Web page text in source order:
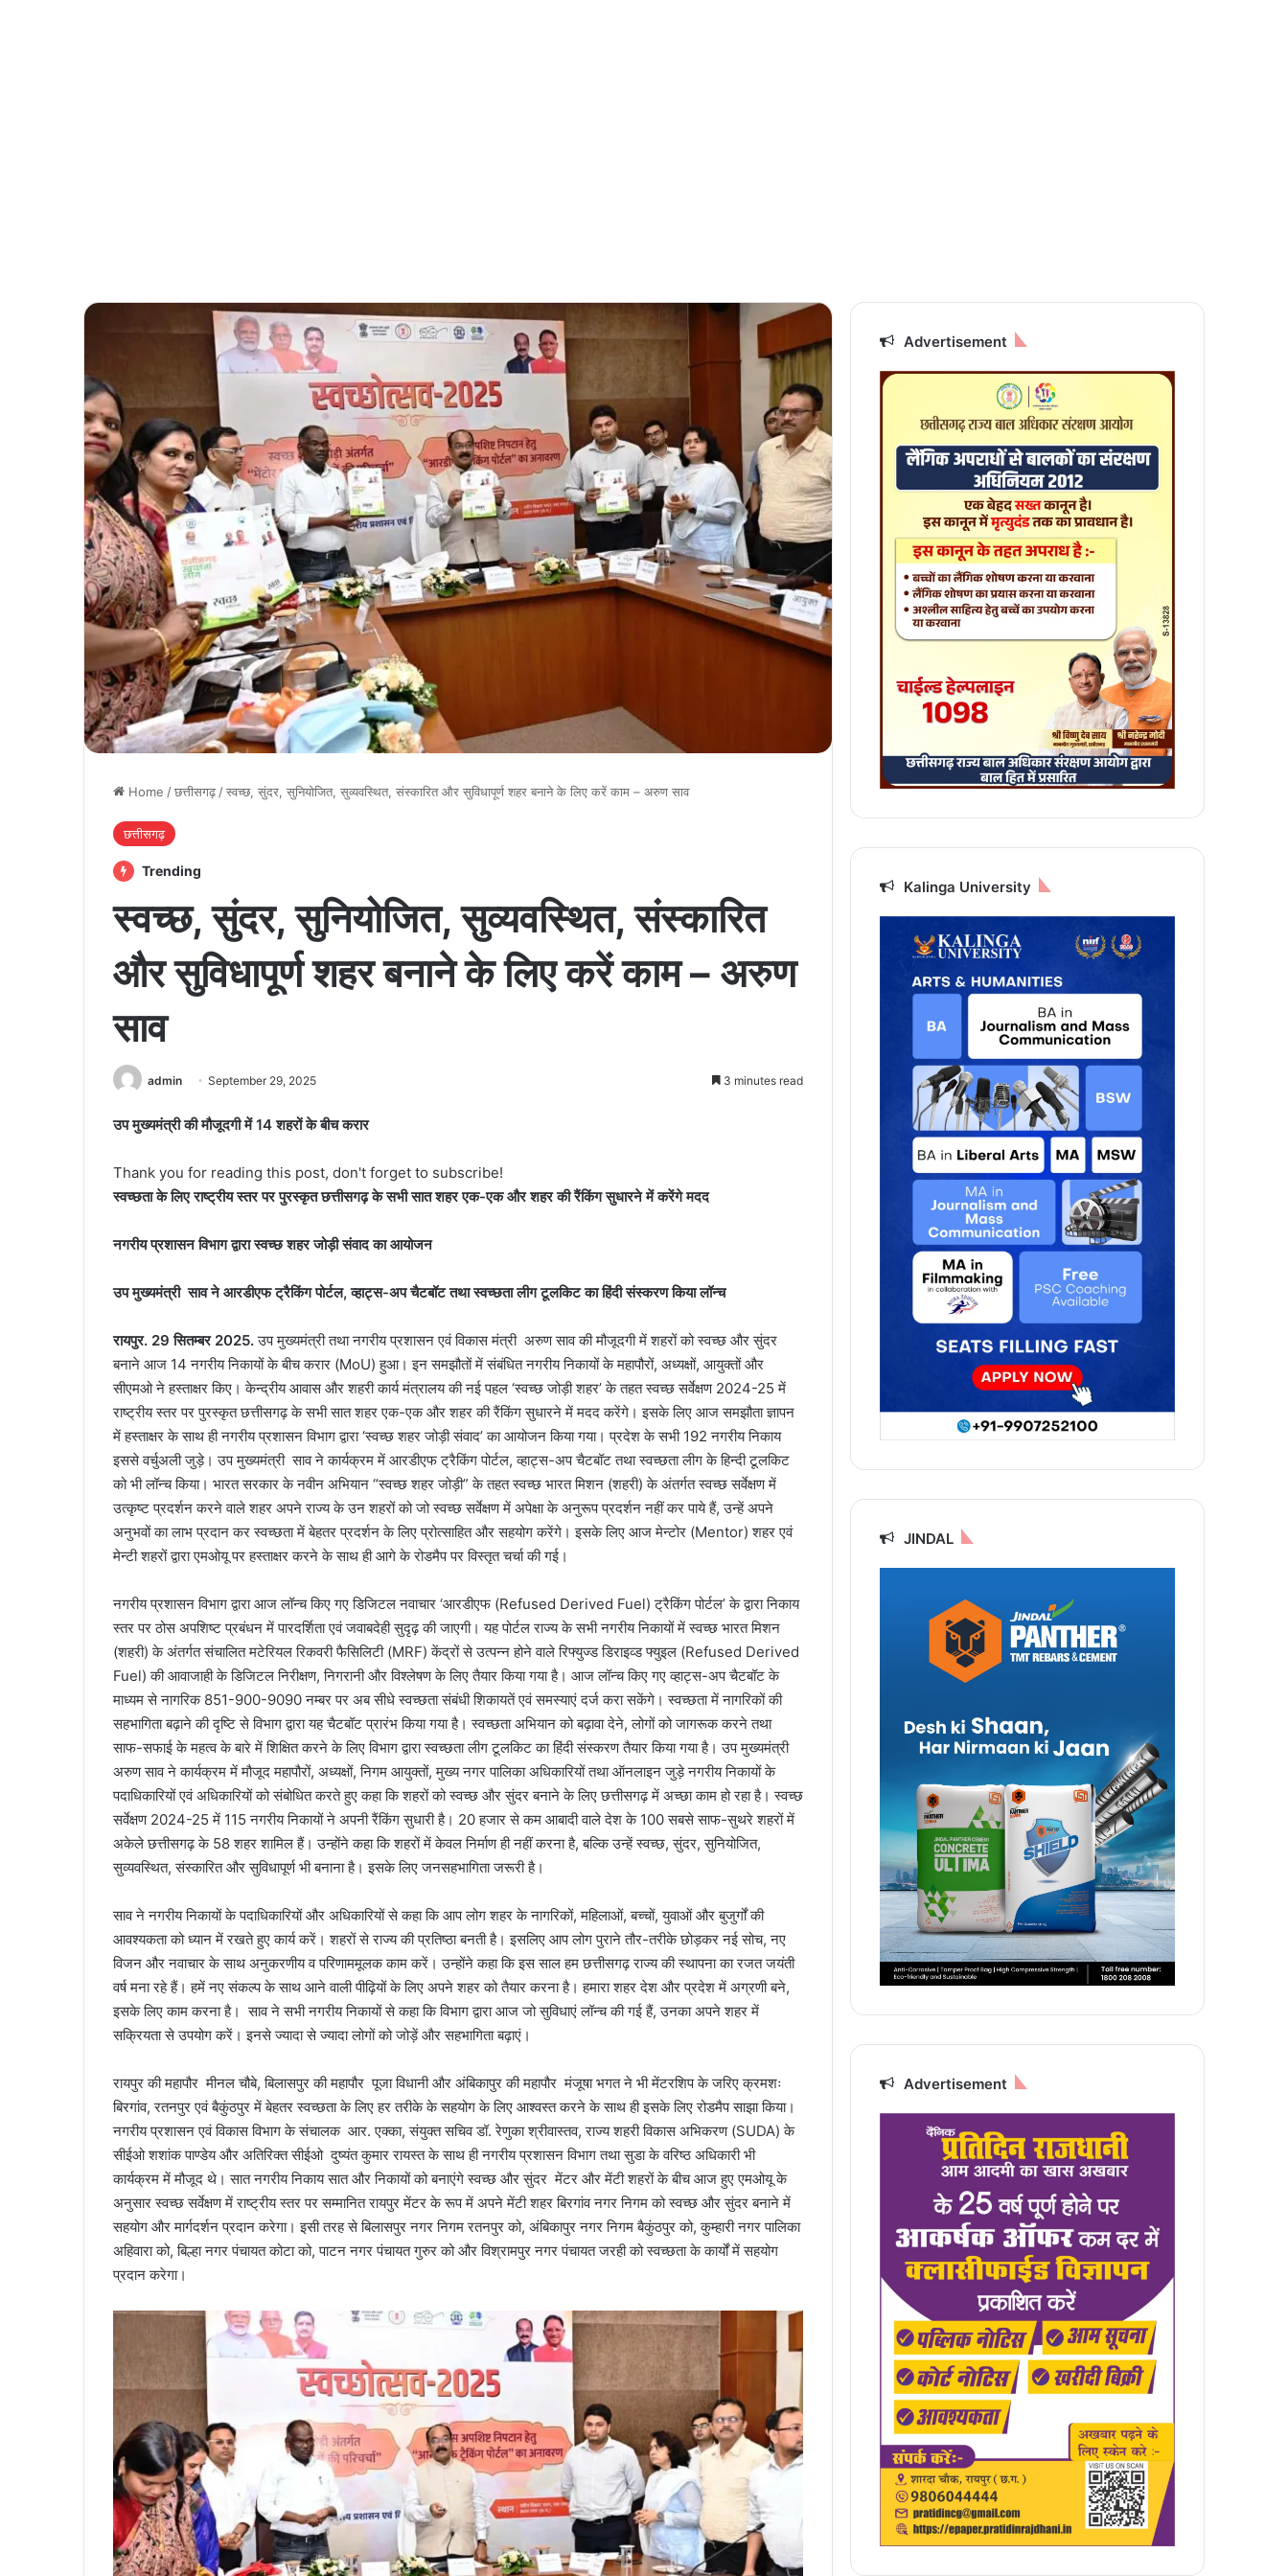
Home /छत्तीसगढ़ /स्वच्छ, सुंदर, सुनियोजित, सुव्यवस्थित, संस्कारित और सुविधापूर्ण शहर बनाने के लिए करें काम – अरुण साव
छत्तीसगढ़
Trending
स्वच्छ, सुंदर, सुनियोजित, सुव्यवस्थित, संस्कारित
और सुविधापूर्ण शहर बनाने के लिए करें काम – अरुण
साव
admin September 29, 2025 3 minutes read
उप मुख्यमंत्री की मौजूदगी में 14 शहरों के बीच करार
Thank you for reading this post, don't forget to subscribe!
स्वच्छता के लिए राष्ट्रीय स्तर पर पुरस्कृत छत्तीसगढ़ के सभी सात शहर एक-एक और शहर की रैंकिंग सुधारने में करेंगे मदद
नगरीय प्रशासन विभाग द्वारा स्वच्छ शहर जोड़ी संवाद का आयोजन
उप मुख्यमंत्री साव ने आरडीएफ ट्रैकिंग पोर्टल, व्हाट्स-अप चैटबॉट तथा स्वच्छता लीग टूलकिट का हिंदी संस्करण किया लॉन्च
रायपुर. 29 सितम्बर 2025.उप मुख्यमंत्री तथा नगरीय प्रशासन एवं विकास मंत्री अरुण साव की मौजूदगी में शहरों को स्वच्छ और सुंदर
बनाने आज 14 नगरीय निकायों के बीच करार (MoU) हुआ। इन समझौतों में संबंधित नगरीय निकायों के महापौरों, अध्यक्षों, आयुक्तों और
सीएमओ ने हस्ताक्षर किए। केन्द्रीय आवास और शहरी कार्य मंत्रालय की नई पहल ‘स्वच्छ जोड़ी शहर’ के तहत स्वच्छ सर्वेक्षण 2024-25 में
राष्ट्रीय स्तर पर पुरस्कृत छत्तीसगढ़ के सभी सात शहर एक-एक और शहर की रैंकिंग सुधारने में मदद करेंगे। इसके लिए आज समझौता ज्ञापन
में हस्ताक्षर के साथ ही नगरीय प्रशासन विभाग द्वारा ‘स्वच्छ शहर जोड़ी संवाद’ का आयोजन किया गया। प्रदेश के सभी 192 नगरीय निकाय
इससे वर्चुअली जुड़े। उप मुख्यमंत्री साव ने कार्यक्रम में आरडीएफ ट्रैकिंग पोर्टल, व्हाट्स-अप चैटबॉट तथा स्वच्छता लीग के हिन्दी टूलकिट
को भी लॉन्च किया। भारत सरकार के नवीन अभियान “स्वच्छ शहर जोड़ी” के तहत स्वच्छ भारत मिशन (शहरी) के अंतर्गत स्वच्छ सर्वेक्षण में
उत्कृष्ट प्रदर्शन करने वाले शहर अपने राज्य के उन शहरों को जो स्वच्छ सर्वेक्षण में अपेक्षा के अनुरूप प्रदर्शन नहीं कर पाये हैं, उन्हें अपने
अनुभवों का लाभ प्रदान कर स्वच्छता में बेहतर प्रदर्शन के लिए प्रोत्साहित और सहयोग करेंगे। इसके लिए आज मेन्टोर (Mentor) शहर एवं
मेन्टी शहरों द्वारा एमओयू पर हस्ताक्षर करने के साथ ही आगे के रोडमैप पर विस्तृत चर्चा की गई।
नगरीय प्रशासन विभाग द्वारा आज लॉन्च किए गए डिजिटल नवाचार ‘आरडीएफ (Refused Derived Fuel) ट्रैकिंग पोर्टल’ के द्वारा निकाय
स्तर पर ठोस अपशिष्ट प्रबंधन में पारदर्शिता एवं जवाबदेही सुदृढ़ की जाएगी। यह पोर्टल राज्य के सभी नगरीय निकायों में स्वच्छ भारत मिशन
(शहरी) के अंतर्गत संचालित मटेरियल रिकवरी फैसिलिटी (MRF) केंद्रों से उत्पन्न होने वाले रिफ्युज्ड डिराइव्ड फ्युइल (Refused Derived
Fuel) की आवाजाही के डिजिटल निरीक्षण, निगरानी और विश्लेषण के लिए तैयार किया गया है। आज लॉन्च किए गए व्हाट्स-अप चैटबॉट के
माध्यम से नागरिक 851-900-9090 नम्बर पर अब सीधे स्वच्छता संबंधी शिकायतें एवं समस्याएं दर्ज करा सकेंगे। स्वच्छता में नागरिकों की
सहभागिता बढ़ाने की दृष्टि से विभाग द्वारा यह चैटबॉट प्रारंभ किया गया है। स्वच्छता अभियान को बढ़ावा देने, लोगों को जागरूक करने तथा
साफ-सफाई के महत्व के बारे में शिक्षित करने के लिए विभाग द्वारा स्वच्छता लीग टूलकिट का हिंदी संस्करण तैयार किया गया है। उप मुख्यमंत्री
अरुण साव ने कार्यक्रम में मौजूद महापौरों, अध्यक्षों, निगम आयुक्तों, मुख्य नगर पालिका अधिकारियों तथा ऑनलाइन जुड़े नगरीय निकायों के
पदाधिकारियों एवं अधिकारियों को संबोधित करते हुए कहा कि शहरों को स्वच्छ और सुंदर बनाने के लिए छत्तीसगढ़ में अच्छा काम हो रहा है। स्वच्छ
सर्वेक्षण 2024-25 में 115 नगरीय निकायों ने अपनी रैंकिंग सुधारी है। 20 हजार से कम आबादी वाले देश के 100 सबसे साफ-सुथरे शहरों में
अकेले छत्तीसगढ़ के 58 शहर शामिल हैं। उन्होंने कहा कि शहरों में केवल निर्माण ही नहीं करना है, बल्कि उन्हें स्वच्छ, सुंदर, सुनियोजित,
सुव्यवस्थित, संस्कारित और सुविधापूर्ण भी बनाना है। इसके लिए जनसहभागिता जरूरी है।
साव ने नगरीय निकायों के पदाधिकारियों और अधिकारियों से कहा कि आप लोग शहर के नागरिकों, महिलाओं, बच्चों, युवाओं और बुजुर्गों की
आवश्यकता को ध्यान में रखते हुए कार्य करें। शहरों से राज्य की प्रतिष्ठा बनती है। इसलिए आप लोग पुराने तौर-तरीके छोड़कर नई सोच, नए
विजन और नवाचार के साथ अनुकरणीय व परिणाममूलक काम करें। उन्होंने कहा कि इस साल हम छत्तीसगढ़ राज्य की स्थापना का रजत जयंती
वर्ष मना रहे हैं। हमें नए संकल्प के साथ आने वाली पीढ़ियों के लिए अपने शहर को तैयार करना है। हमारा शहर देश और प्रदेश में अग्रणी बने,
इसके लिए काम करना है। साव ने सभी नगरीय निकायों से कहा कि विभाग द्वारा आज जो सुविधाएं लॉन्च की गई हैं, उनका अपने शहर में
सक्रियता से उपयोग करें। इनसे ज्यादा से ज्यादा लोगों को जोड़ें और सहभागिता बढ़ाएं।
रायपुर की महापौर मीनल चौबे, बिलासपुर की महापौर पूजा विधानी और अंबिकापुर की महापौर मंजूषा भगत ने भी मेंटरशिप के जरिए क्रमशः
बिरगांव, रतनपुर एवं बैकुंठपुर में बेहतर स्वच्छता के लिए हर तरीके के सहयोग के लिए आश्वस्त करने के साथ ही इसके लिए रोडमैप साझा किया।
नगरीय प्रशासन एवं विकास विभाग के संचालक आर. एक्का, संयुक्त सचिव डॉ. रेणुका श्रीवास्तव, राज्य शहरी विकास अभिकरण (SUDA) के
सीईओ शशांक पाण्डेय और अतिरिक्त सीईओ दुष्यंत कुमार रायस्त के साथ ही नगरीय प्रशासन विभाग तथा सुडा के वरिष्ठ अधिकारी भी
कार्यक्रम में मौजूद थे। सात नगरीय निकाय सात और निकायों को बनाएंगे स्वच्छ और सुंदर मेंटर और मेंटी शहरों के बीच आज हुए एमओयू के
अनुसार स्वच्छ सर्वेक्षण में राष्ट्रीय स्तर पर सम्मानित रायपुर मेंटर के रूप में अपने मेंटी शहर बिरगांव नगर निगम को स्वच्छ और सुंदर बनाने में
सहयोग और मार्गदर्शन प्रदान करेगा। इसी तरह से बिलासपुर नगर निगम रतनपुर को, अंबिकापुर नगर निगम बैकुंठपुर को, कुम्हारी नगर पालिका
अहिवारा को, बिल्हा नगर पंचायत कोटा को, पाटन नगर पंचायत गुरुर को और विश्रामपुर नगर पंचायत जरही को स्वच्छता के कार्यों में सहयोग
प्रदान करेगा।
Advertisement
Kalinga University
JINDAL
Advertisement